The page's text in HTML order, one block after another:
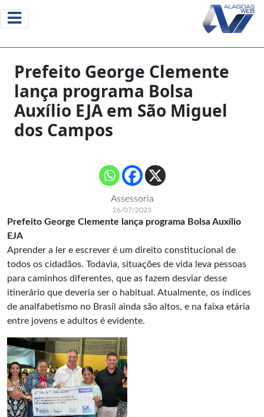
Prefeito George Clemente
lança programa Bolsa
Auxílio EJA em São Miguel
dos Campos
Assessoria
26/07/2023
Prefeito George Clemente lança programa Bolsa Auxílio
EJA
Aprender a ler e escrever é um direito constitucional de
todos os cidadãos. Todavia, situações de vida leva pessoas
para caminhos diferentes, que as fazem desviar desse
itinerário que deveria ser o habitual. Atualmente, os índices
de analfabetismo no Brasil ainda são altos, e na faixa etária
entre jovens e adultos é evidente.